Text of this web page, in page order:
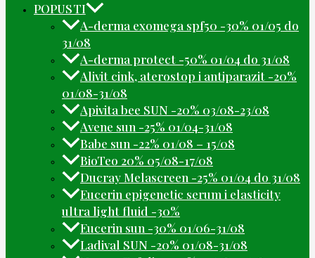
POPUSTI
A-derma exomega spf50 -30% 01/05 do
31/08
A-derma protect -50% 01/04 do 31/08
Alivit cink, aterostop i antiparazit -20%
01/08-31/08
Apivita bee SUN -20% 03/08-23/08
Avene sun -25% 01/04-31/08
Babe sun -22% 01/08 – 15/08
BioTeo 20% 05/08-17/08
Ducray Melascreen -25% 01/04 do 31/08
Eucerin epigenetic serum i elasticity
ultra light fluid -30%
Eucerin sun -30% 01/06-31/08
Ladival SUN -20% 01/08-31/08